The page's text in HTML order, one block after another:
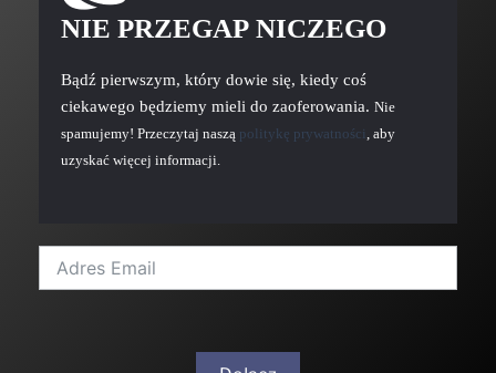
NIE PRZEGAP NICZEGO
Bądź pierwszym, który dowie się, kiedy coś
ciekawego będziemy mieli do zaoferowania. Nie
spamujemy! Przeczytaj naszą politykę prywatności , aby
uzyskać więcej informacji.